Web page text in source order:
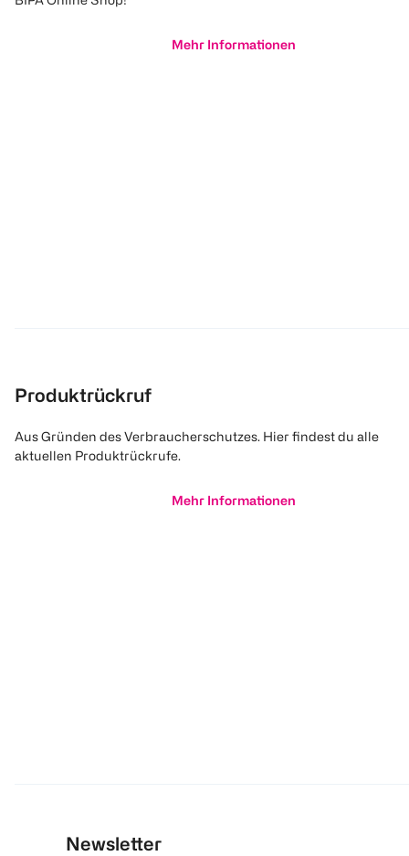
Mehr Informationen
Produktrückruf
Aus Gründen des Verbraucherschutzes. Hier findest du alle
aktuellen Produktrückrufe.
Mehr Informationen
Newsletter